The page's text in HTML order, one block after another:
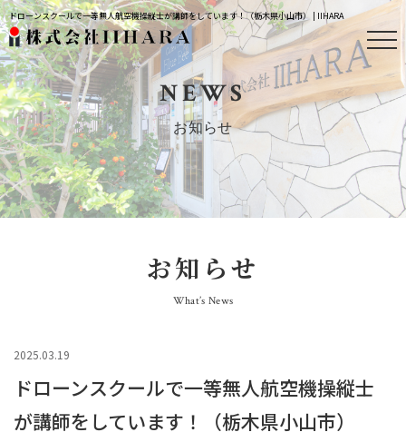
ドローンスクールで一等無人航空機操縦士が講師をしています！（栃木県小山市） | IIHARA
NEWS
お知らせ
お知らせ
What’s News
2025.03.19
ドローンスクールで一等無人航空機操縦士
が講師をしています！（栃木県小山市）